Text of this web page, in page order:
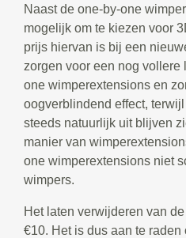
Naast de one-by-one
mogelijk om te kiezen voor
prijs hiervan is bij een
zorgen voor een nog vollere
one wimperextensions en
oogverblindend effect,
steeds natuurlijk uit blijven
manier van
one wimperextensions niet
wimpers.
Het laten verwijderen van
€10. Het is dus aan te raden